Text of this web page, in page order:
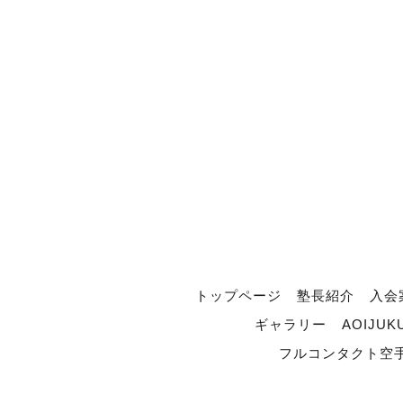
トップページ 塾長紹介
入
ギャラリー
フルコンタクト空